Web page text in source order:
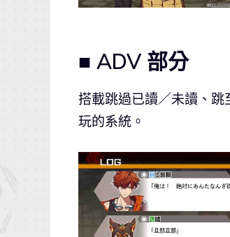
■ ADV 部分
搭載跳過已讀／未讀、
玩的系統。